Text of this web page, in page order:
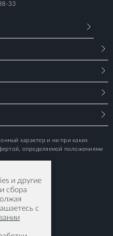
33
характер и ни при каких
определяемой положениями
и другие
сбора
с